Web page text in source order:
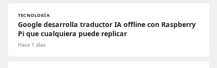
TECNOLOGÍA
Google desarrolla traductor IA offline con Raspberry
Pi que cualquiera puede replicar
Hace 1 días